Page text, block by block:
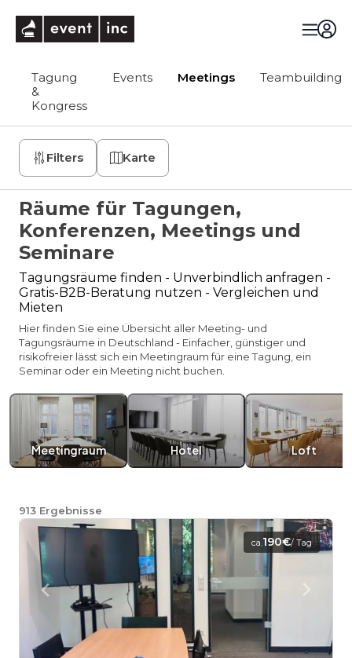
Tagung
&
Kongress
Events Meetings Teambuilding
Filters Karte
Räume für Tagungen,
Konferenzen, Meetings und
Seminare
Tagungsräume finden - Unverbindlich anfragen -
Gratis-B2B-Beratung nutzen - Vergleichen und
Mieten
Hier finden Sie eine Übersicht aller Meeting- und
Tagungsräume in Deutschland - Einfacher, günstiger und
risikofreier lässt sich ein Meetingraum für eine Tagung, ein
Seminar oder ein Meeting nicht buchen.
Meetingraum Hotel Loft
913 Ergebnisse
ca.190€/ Tag